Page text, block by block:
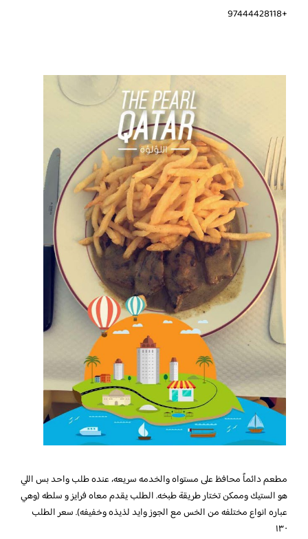
+97444428118
مطعم دائماً محافظ على مستواه والخدمه سريعه، عنده طلب واحد بس اللي
هو الستيك وممكن تختار طريقة طبخه. الطلب يقدم معاه فرايز و سلطه (وهي
عباره انواع مختلفه من الخس مع الجوز وايد لذيذه وخفيفه). سعر الطلب
١٣٠